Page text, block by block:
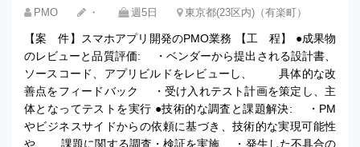
PMO ・ 週5日 東京都(23区内)（有楽町）
【案 件】スマホアプリ開発のPMO業務 【工 程】 ●成果物
のレビューと品質評価: ・ベンダーから提出される設計書、
ソースコード、アプリビルドをレビューし、 具体的な改
善点をフィードバック ・受け入れテスト計画を策定し、主
体となってテストを実行 ●技術的な調査と課題解決: ・PM
やビジネスサイドからの依頼に基づき、技術的な実現可能性
や 課題に関する調査・検証を実施 ・発生した不具合の